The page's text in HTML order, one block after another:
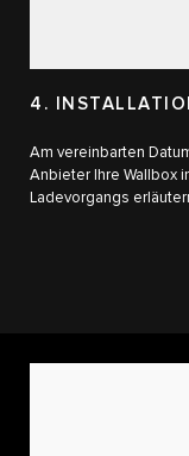
4.
Am vereinbarten
Anbieter Ihre Wallbox
Ladevorgangs